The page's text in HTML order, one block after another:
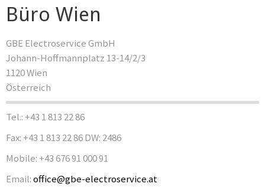
Büro Wien
GBE Electroservice GmbH
Johann-Hoffmannplatz 13-14/2/3
1120 Wien
Österreich
Tel.: +43 1 813 22 86
Fax: +43 1 813 22 86 DW: 2486
Mobile: +43 676 91 000 91
Email:office@gbe-electroservice.at